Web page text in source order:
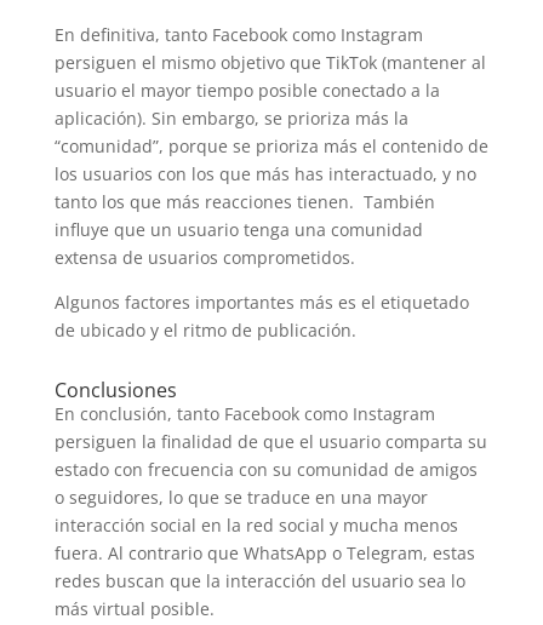
En definitiva, tanto Facebook como Instagram
persiguen el mismo objetivo que TikTok (mantener al
usuario el mayor tiempo posible conectado a la
aplicación). Sin embargo, se prioriza más la
“comunidad”, porque se prioriza más el contenido de
los usuarios con los que más has interactuado, y no
tanto los que más reacciones tienen. También
influye que un usuario tenga una comunidad
extensa de usuarios comprometidos.
Algunos factores importantes más es el etiquetado
de ubicado y el ritmo de publicación.
Conclusiones
En conclusión, tanto Facebook como Instagram
persiguen la finalidad de que el usuario comparta su
estado con frecuencia con su comunidad de amigos
o seguidores, lo que se traduce en una mayor
interacción social en la red social y mucha menos
fuera. Al contrario que WhatsApp o Telegram, estas
redes buscan que la interacción del usuario sea lo
más virtual posible.